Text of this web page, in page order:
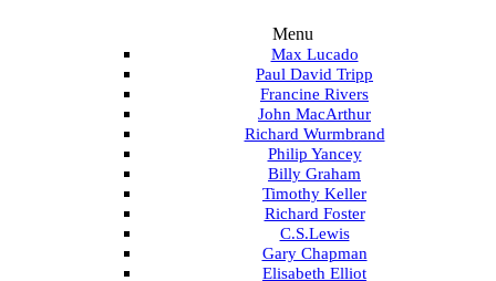
Menu
Max Lucado
Paul David Tripp
Francine Rivers
John MacArthur
Richard Wurmbrand
Philip Yancey
Billy Graham
Timothy Keller
Richard Foster
C.S.Lewis
Gary Chapman
Elisabeth Elliot